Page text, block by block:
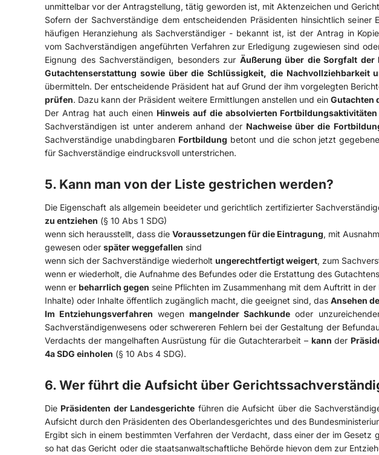
unmittelbar vor der Antragstellung, tätig geworden ist, mit Aktenzeichen und
Sofern der Sachverständige dem entscheidenden Präsidenten hinsichtlich
häufigen Heranziehung als Sachverständiger - bekannt ist, ist der Antrag in
vom Sachverständigen angeführten Verfahren zur Erledigung zugewiesen sind
Eignung des Sachverständigen, besonders zur Äußerung über die Sorgfalt der
Gutachtenserstattung sowie über die Schlüssigkeit, die Nachvollziehbarkeit
übermitteln. Der entscheidende Präsident hat auf Grund der ihm vorgelegten
prüfen. Dazu kann der Präsident weitere Ermittlungen anstellen und ein Gutachten
Der Antrag hat auch einen Hinweis auf die absolvierten Fortbildungsaktivitäten
Sachverständigen ist unter anderem anhand der Nachweise über die
Sachverständige unabdingbaren Fortbildung betont und die schon jetzt
für Sachverständige eindrucksvoll unterstrichen.
5. Kann man von der Liste gestrichen werden?
Die Eigenschaft als allgemein beeideter und gerichtlich zertifizierter
zu entziehen (§ 10 Abs 1 SDG)
wenn sich herausstellt, dass die Voraussetzungen für die Eintragung, mit
gewesen oder später weggefallen sind
wenn sich der Sachverständige wiederholt ungerechtfertigt weigert, zum
wenn er wiederholt, die Aufnahme des Befundes oder die Erstattung des Gutachtens
wenn er beharrlich gegen seine Pflichten im Zusammenhang mit dem Auftritt in der
Inhalte) oder Inhalte öffentlich zugänglich macht, die geeignet sind, das Ansehen
Im Entziehungsverfahren wegenmangelnder Sachkunde oder
Sachverständigenwesens oder schwereren Fehlern bei der Gestaltung der
Verdachts der mangelhaften Ausrüstung für die Gutachterarbeit – kann der
4a SDG einholen (§ 10 Abs 4 SDG).
6. Wer führt die Aufsicht über
Die Präsidenten der Landesgerichte führen die Aufsicht über die
Aufsicht durch den Präsidenten des Oberlandesgerichtes und des
Ergibt sich in einem bestimmten Verfahren der Verdacht, dass einer der im Gesetz
so hat das Gericht oder die staatsanwaltschaftliche Behörde hievon dem zur